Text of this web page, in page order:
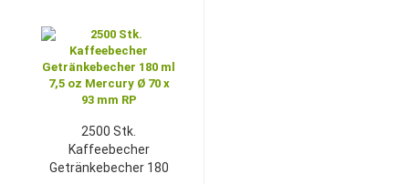
2500 Stk.
Kaffeebecher
Getränkebecher 180